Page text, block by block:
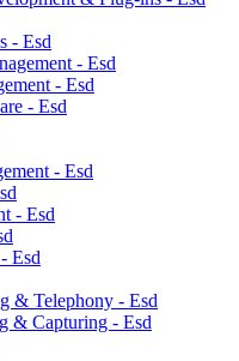
- Esd
- Esd
- Esd
- Esd
- Esd
- Esd
Esd
& Telephony - Esd
& Capturing - Esd